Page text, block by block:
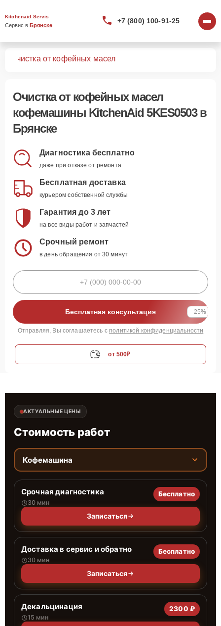
Kitchenaid Servis
Сервис в Брянске
+7 (800) 100-91-25
Очистка от кофейных масел
Очистка от кофейных масел
кофемашины KitchenAid 5KES0503 в
Брянске
Диагностика бесплатно
даже при отказе от ремонта
Бесплатная доставка
курьером собственной службы
Гарантия до 3 лет
на все виды работ и запчастей
Срочный ремонт
в день обращения от 30 минут
Бесплатная консультация -25%
Отправляя, Вы соглашаетесь с политикой конфиденциальности
от 500₽
АКТУАЛЬНЫЕ ЦЕНЫ
Стоимость работ
Кофемашина
Срочная диагностика
30 мин
Бесплатно
Записаться
Доставка в сервис и обратно
30 мин
Бесплатно
Записаться
Декальцинация
15 мин
2300 ₽